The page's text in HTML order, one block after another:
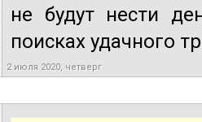
не будут нести
поисках удачного
2 июля 2020, четверг